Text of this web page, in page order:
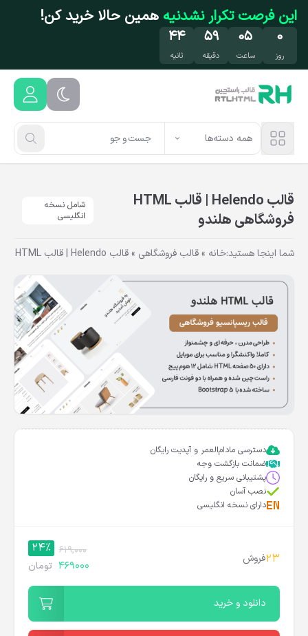
رفتن به محتوای اصلی
این فرصت تکرار نشدنیه همین حالا خرید کن!
۰
روز
۰۵
ساعت
۵۹
دقیقه
۴۴
ثانیه
همه دسته‌ها
قالب Helendo | قالب HTML
فروشگاهی هلندو
شامل نسخه
انگلیسی
شما اینجا هستید:خانه »قالب فروشگاهی »قالب Helendo | قالب HTML فروشگاهی هلندو
دسترسی مادام‌العمر و آپدیت رایگان
ضمانت بازگشت وجه
پشتیبانی سریع و رایگان
نصب آسان
دارای نسخه انگلیسی
23فروش
619,000
24%
469000 تومان
دانلود و خرید